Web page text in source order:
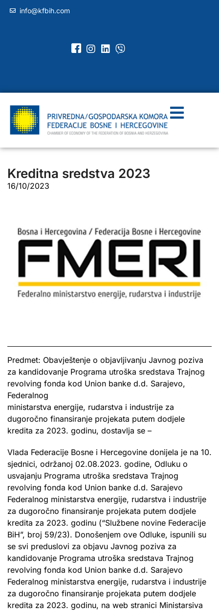
info@kfbih.com
Kreditna sredstva 2023
16/10/2023
Predmet: Obavještenje o objavljivanju Javnog poziva
za kandidovanje Programa utroška sredstava Trajnog
revolving fonda kod Union banke d.d. Sarajevo,
Federalnog
ministarstva energije, rudarstva i industrije za
dugoročno finansiranje projekata putem dodjele
kredita za 2023. godinu, dostavlja se –
Vlada Federacije Bosne i Hercegovine donijela je na 10.
sjednici, održanoj 02.08.2023. godine, Odluku o
usvajanju Programa utroška sredstava Trajnog
revolving fonda kod Union banke d.d. Sarajevo
Federalnog ministarstva energije, rudarstva i industrije
za dugoročno finansiranje projekata putem dodjele
kredita za 2023. godinu (“Službene novine Federacije
BiH”, broj 59/23). Donošenjem ove Odluke, ispunili su
se svi preduslovi za objavu Javnog poziva za
kandidovanje Programa utroška sredstava Trajnog
revolving fonda kod Union banke d.d. Sarajevo
Federalnog ministarstva energije, rudarstva i industrije
za dugoročno finansiranje projekata putem dodjele
kredita za 2023. godinu, na web stranici Ministarsiva